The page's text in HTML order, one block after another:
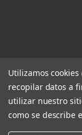
Utilizamos
recopilar datos a
utilizar nuestro
como se describe